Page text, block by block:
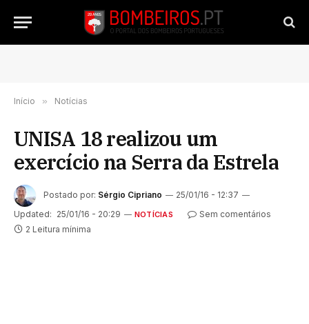
Início » Notícias
UNISA 18 realizou um
exercício na Serra da Estrela
Postado por: Sérgio Cipriano
25/01/16 - 12:37
Updated: 25/01/16 - 20:29 NOTÍCIAS
Sem comentários
2 Leitura mínima